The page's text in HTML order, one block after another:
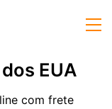
EUA
com frete